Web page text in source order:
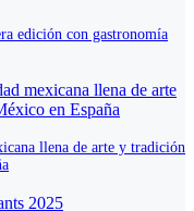
edición con gastronomía
llena de arte y tradición